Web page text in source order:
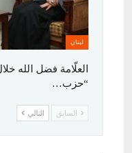
لبنان
العلّامة فضل الله
“حزب…
السابق التالي